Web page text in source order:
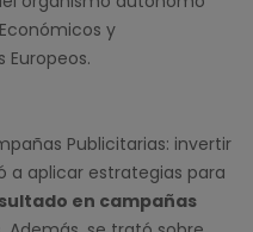
y
Europeos.
Publicitarias: invertir
a aplicar estrategias para
en campañas